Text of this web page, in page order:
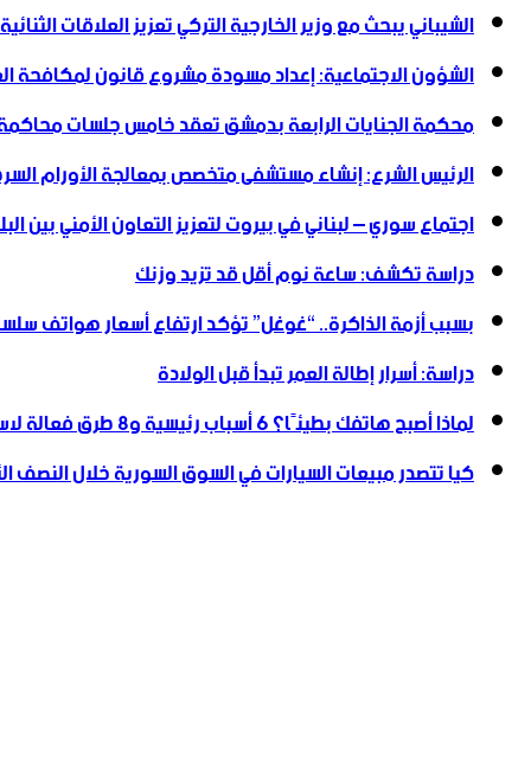
الشيباني يبحث مع وزير الخارجية التركي تعزيز العلاقات الثنائية
الشؤون الاجتماعية: إعداد مسودة مشروع قانون لمكافحة
محكمة الجنايات الرابعة بدمشق تعقد خامس جلسات
الرئيس الشرع: إنشاء ‌‏مستشفى متخصص بمعالجة الأورام
اجتماع سوري – لبناني في بيروت لتعزيز التعاون ‏الأمني ‏بين
دراسة تكشف: ساعة نوم أقل قد تزيد وزنك
بسبب أزمة الذاكرة.. “غوغل” تؤكد ارتفاع أسعار هواتف
دراسة: أسرار إطالة العمر تبدأ قبل الولادة
لماذا أصبح هاتفك بطيئًا؟ 6 أسباب رئيسية و8 طرق فعالة لاستعادة سرعته
كيا تتصدر مبيعات السيارات في السوق السورية خلال النصف